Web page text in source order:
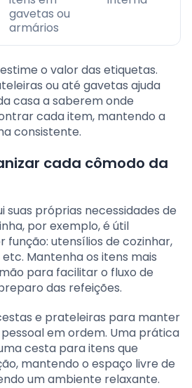
gavetas ou
armários
o valor das etiquetas.
ou até gavetas ajuda
casa a saberem onde
cada item, mantendo a
consistente.
cada cômodo da
suas próprias necessidades de
por exemplo, é útil
utensílios de cozinhar,
Mantenha os itens mais
para facilitar o fluxo de
das refeições.
e prateleiras para manter
em ordem. Uma prática
cesta para itens que
mantendo o espaço livre de
um ambiente relaxante.